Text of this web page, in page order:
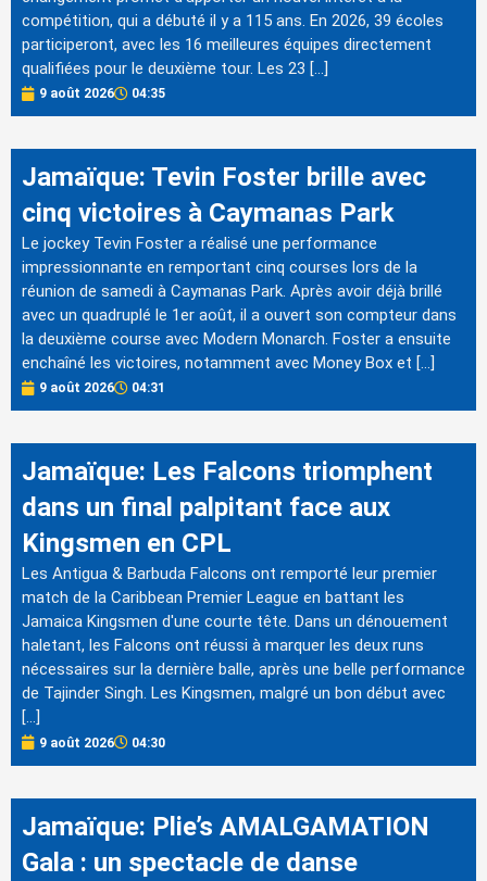
compétition, qui a débuté il y a 115 ans. En 2026, 39 écoles
participeront, avec les 16 meilleures équipes directement
qualifiées pour le deuxième tour. Les 23 […]
9 août 2026 04:35
Jamaïque: Tevin Foster brille avec
cinq victoires à Caymanas Park
Le jockey Tevin Foster a réalisé une performance
impressionnante en remportant cinq courses lors de la
réunion de samedi à Caymanas Park. Après avoir déjà brillé
avec un quadruplé le 1er août, il a ouvert son compteur dans
la deuxième course avec Modern Monarch. Foster a ensuite
enchaîné les victoires, notamment avec Money Box et […]
9 août 2026 04:31
Jamaïque: Les Falcons triomphent
dans un final palpitant face aux
Kingsmen en CPL
Les Antigua & Barbuda Falcons ont remporté leur premier
match de la Caribbean Premier League en battant les
Jamaica Kingsmen d'une courte tête. Dans un dénouement
haletant, les Falcons ont réussi à marquer les deux runs
nécessaires sur la dernière balle, après une belle performance
de Tajinder Singh. Les Kingsmen, malgré un bon début avec
[…]
9 août 2026 04:30
Jamaïque: Plie’s AMALGAMATION
Gala : un spectacle de danse